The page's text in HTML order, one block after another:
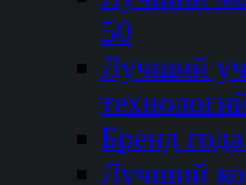
50
Лучший
Бренд
Лучший